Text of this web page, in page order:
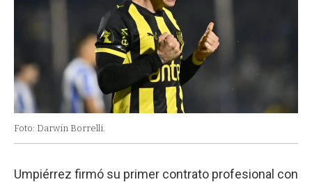
Foto: Darwin Borrelli.
Umpiérrez firmó su primer contrato profesional con